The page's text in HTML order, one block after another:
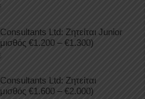
Ltd: Ζητείται Junior
€1.200 – €1.300)
Ltd: Ζητείται
€1.600 – €2.000)